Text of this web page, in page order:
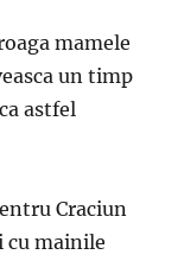
mamele
un timp
astfel
Craciun
cu mainile